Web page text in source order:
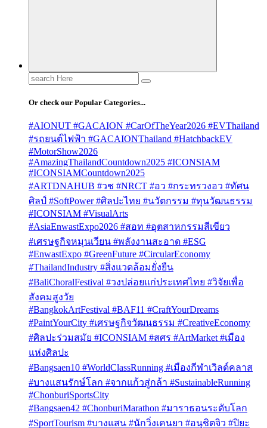
Search
for:
Or check our Popular Categories...
#AIONUT #GACAION #CarOfTheYear2026 #EVThailand
#รถยนต์ไฟฟ้า #GACAIONThailand #HatchbackEV
#MotorShow2026
#AmazingThailandCountdown2025 #ICONSIAM
#ICONSIAMCountdown2025
#ARTDNAHUB #วช #NRCT #อว #กระทรวงอว #ทัศน
ศิลป์ #SoftPower #ศิลปะไทย #นวัตกรรม #ทุนวัฒนธรรม
#ICONSIAM #VisualArts
#AsiaEnwastExpo2026 #สอท #อุตสาหกรรมสีเขียว
#เศรษฐกิจหมุนเวียน #พลังงานสะอาด #ESG
#EnwastExpo #GreenFuture #CircularEconomy
#ThailandIndustry #สิ่งแวดล้อมยั่งยืน
#BaliChoralFestival #วงปล่อยแก่ประเทศไทย #วิจัยเพื่อ
สังคมสูงวัย
#BangkokArtFestival #BAF11 #CraftYourDreams
#PaintYourCity #เศรษฐกิจวัฒนธรรม #CreativeEconomy
#ศิลปะร่วมสมัย #ICONSIAM #สศร #ArtMarket #เมือง
แห่งศิลปะ
#Bangsaen10 #WorldClassRunning #เมืองกีฬาเวิลด์คลาส
#บางแสนรักษ์โลก #จากแก้วสู่กล้า #SustainableRunning
#ChonburiSportsCity
#Bangsaen42 #ChonburiMarathon #มาราธอนระดับโลก
#SportTourism #บางแสน #นักวิ่งเคนยา #อนุชิตจิว #ปิยะ